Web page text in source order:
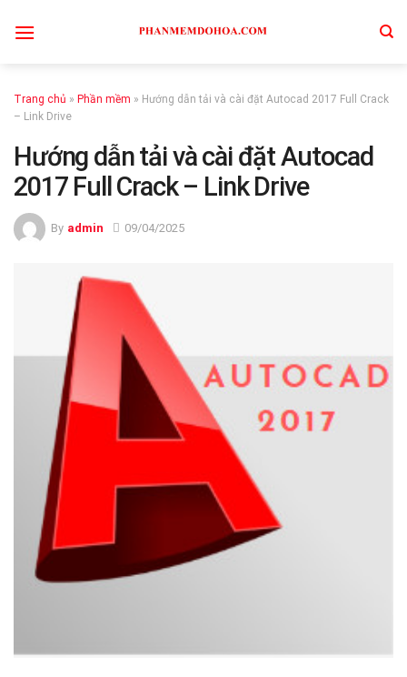
Trang chủ » Phần mềm » Hướng dẫn tải và cài đặt Autocad 2017 Full Crack
– Link Drive
Hướng dẫn tải và cài đặt Autocad
2017 Full Crack – Link Drive
By admin 09/04/2025